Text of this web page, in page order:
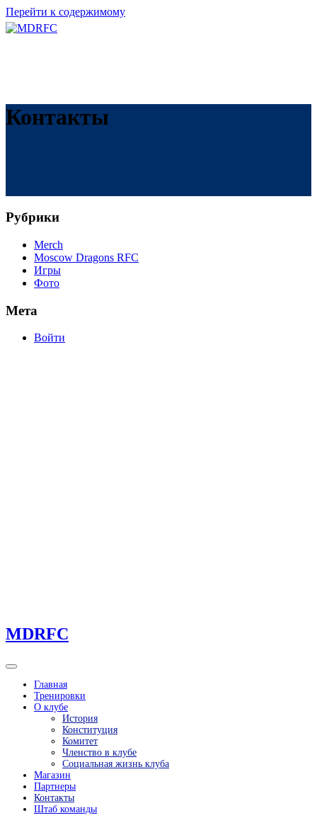
Перейти к содержимому
MDRFC
Главная
Тренировки
О клубе
История
Конституция
Комитет
Членство в клубе
Социальная жизнь клуба
Магазин
Партнеры
Контакты
Штаб команды
Контакты
Рубрики
Merch
Moscow Dragons RFC
Игры
Фото
Мета
Войти